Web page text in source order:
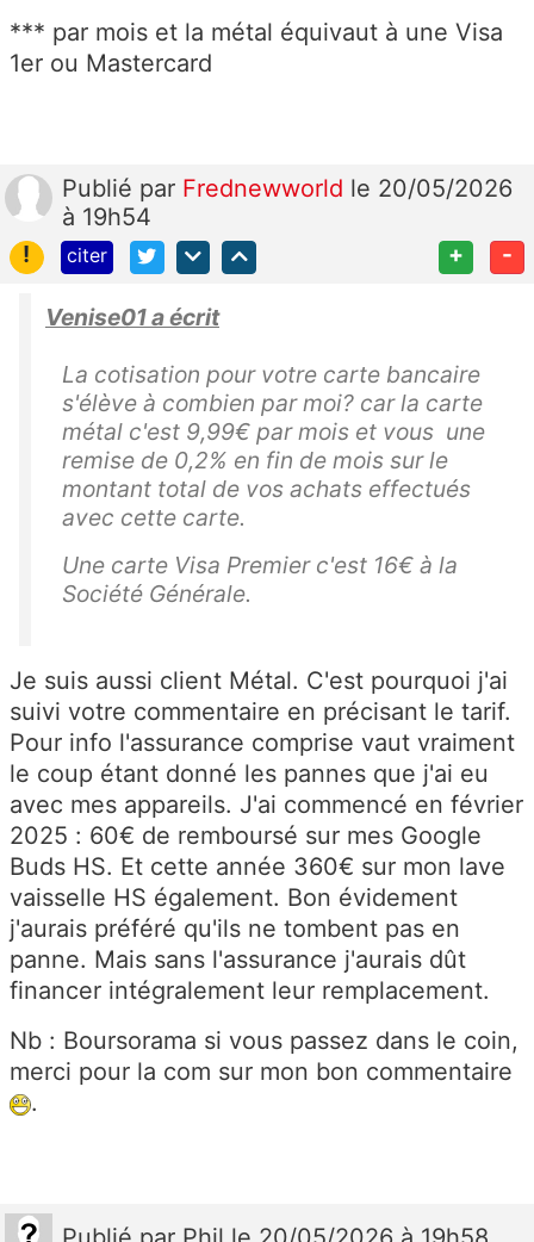
*** par mois et la métal équivaut à une Visa
1er ou Mastercard
Publié par Frednewworld le 20/05/2026
à 19h54
!
citer + -
Venise01 a écrit
La cotisation pour votre carte bancaire
s'élève à combien par moi? car la carte
métal c'est 9,99€ par mois et vous une
remise de 0,2% en fin de mois sur le
montant total de vos achats effectués
avec cette carte.
Une carte Visa Premier c'est 16€ à la
Société Générale.
Je suis aussi client Métal. C'est pourquoi j'ai
suivi votre commentaire en précisant le tarif.
Pour info l'assurance comprise vaut vraiment
le coup étant donné les pannes que j'ai eu
avec mes appareils. J'ai commencé en février
2025 : 60€ de remboursé sur mes Google
Buds HS. Et cette année 360€ sur mon lave
vaisselle HS également. Bon évidement
j'aurais préféré qu'ils ne tombent pas en
panne. Mais sans l'assurance j'aurais dût
financer intégralement leur remplacement.
Nb : Boursorama si vous passez dans le coin,
merci pour la com sur mon bon commentaire
.